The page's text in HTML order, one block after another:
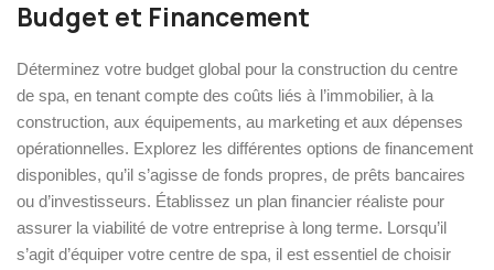
Budget et Financement
Déterminez votre budget global pour la construction du centre
de spa, en tenant compte des coûts liés à l’immobilier, à la
construction, aux équipements, au marketing et aux dépenses
opérationnelles. Explorez les différentes options de financement
disponibles, qu’il s’agisse de fonds propres, de prêts bancaires
ou d’investisseurs. Établissez un plan financier réaliste pour
assurer la viabilité de votre entreprise à long terme. Lorsqu’il
s’agit d’équiper votre centre de spa, il est essentiel de choisir